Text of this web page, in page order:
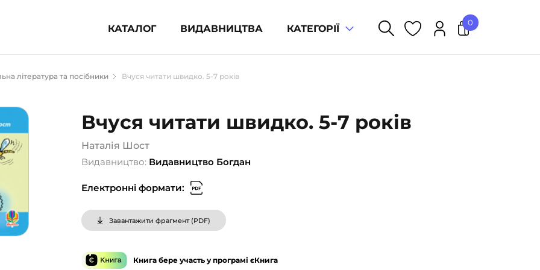
КАТАЛОГ ВИДАВНИЦТВА КАТЕГОРІЇ
література (1854)
для підлітків (240)
популярна література (1015)
література та посібники
довідники, словники
сертифікати (1)
0
У кошику немає товарів.
література та посібники Вчуся читати швидко. 5-7 років
Вчуся читати швидко. 5-7 років
Наталія Шост
Видавництво: Видавництво Богдан
Електронні формати:
Завантажити фрагмент (PDF)
Книга бере участь у програмі єКнига